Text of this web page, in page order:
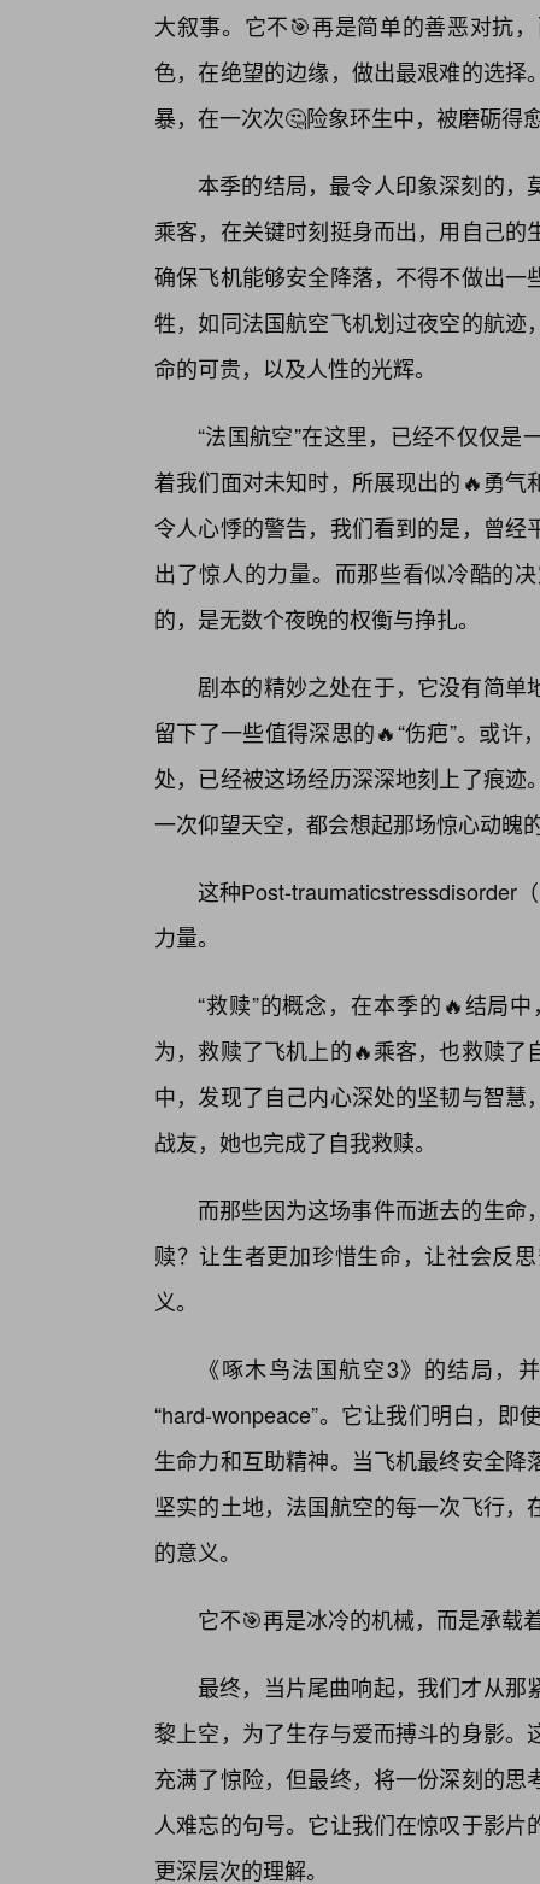
大叙事。它不🎯再是简单的善恶对抗
色，在绝望的边缘，做出最艰难的选
暴，在一次次🤔险象环生中，被磨砺得
本季的结局，最令人印象深刻的
乘客，在关键时刻挺身而出，用自己
确保飞机能够安全降落，不得不做出
牲，如同法国航空飞机划过夜空的航
命的可贵，以及人性的光辉。
“法国航空”在这里，已经不仅仅
着我们面对未知时，所展现出的🔥勇
令人心悸的警告，我们看到的是，曾
出了惊人的力量。而那些看似冷酷的
的，是无数个夜晚的权衡与挣扎。
剧本的精妙之处在于，它没有简
留下了一些值得深思的🔥“伤疤”。或
处，已经被这场经历深深地刻上了痕
一次仰望天空，都会想起那场惊心动魄
这种Post-traumaticstressdisorder
力量。
“救赎”的概念，在本季的🔥结局
为，救赎了飞机上的🔥乘客，也救赎
中，发现了自己内心深处的坚韧与智
战友，她也完成了自我救赎。
而那些因为这场事件而逝去的生
赎？让生者更加珍惜生命，让社会反
义。
《啄木鸟法国航空3》的结局，
“hard-wonpeace”。它让我们明白，
生命力和互助精神。当飞机最终安全
坚实的土地，法国航空的每一次飞行
的意义。
它不🎯再是冰冷的机械，而是承载
最终，当片尾曲响起，我们才从
黎上空，为了生存与爱而搏斗的身影
充满了惊险，但最终，将一份深刻的
人难忘的句号。它让我们在惊叹于影
更深层次的理解。